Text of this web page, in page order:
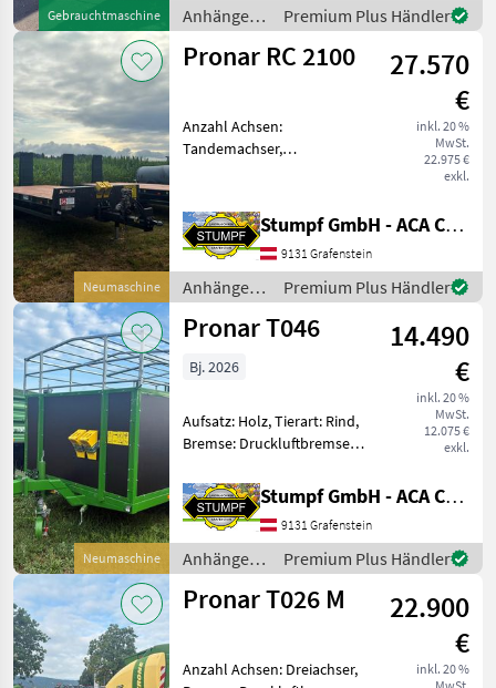
Landtechnik
230
Kommunaltechnik
33
Forsttechnik
1
MARKTPLATZ
Marktplatz Händlerangebote Kleinanzeigen
Gebrauchtmaschine
Druckluftbremse sehr
starke Gebrauchs- u
Anhänger /
Pronar
Premium Plus Händler
Neumaschine
Pronar RC 2100
27.570
€
inkl. 20 %
MwSt.
22.975 €
exkl.
Anzahl Achsen:
Tandemachser,
Typenschein, Hydraulischer
Stützfuß Der Pronar
Tieflader des Modells RC
2100 besticht d
Stumpf GmbH - ACA Center Stumpf
9131 Grafenstein
Anhänger /
Pronar
Premium Plus Händler
Neumaschine
Pronar T046
14.490
€
inkl. 20 %
MwSt.
12.075 €
exkl.
Bj. 2026
Aufsatz: Holz, Tierart: Rind,
Bremse: Druckluftbremse,
Beleuchtung Der Anhänger
für Tiertransporte der
Marke Pronar, Modell T046 ,
ist speziell für de
Stumpf GmbH - ACA Center Stumpf
9131 Grafenstein
Anhänger /
Pronar
Premium Plus Händler
Pronar T026 M
22.900
€
inkl. 20 %
Anzahl Achsen: Dreiachser,